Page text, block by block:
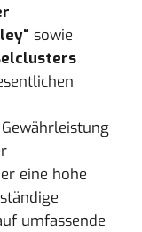
sowie
eine hohe
umfassende